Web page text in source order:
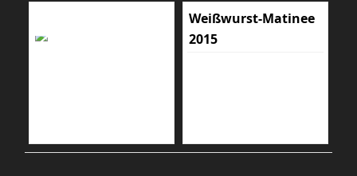
Weißwurst-Matinee
2015